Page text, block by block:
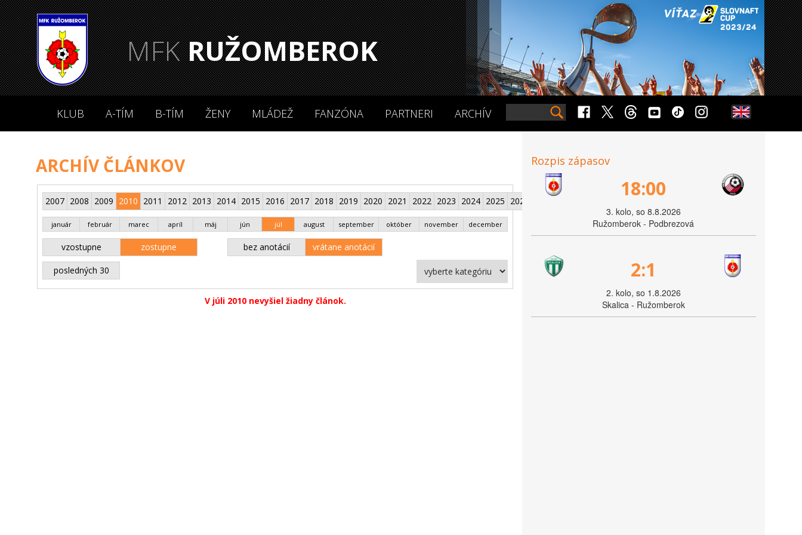
MFKRUŽOMBEROK
KLUB A-TÍM B-TÍM ŽENY MLÁDEŽ FANZÓNA PARTNERI ARCHÍV
ARCHÍV ČLÁNKOV
2007 2008 2009 2010 2011 2012 2013 2014 2015 2016 2017 2018 2019 2020 2021 2022 2023 2024 2025 2026
január február marec apríl máj jún júl august september október november december
vzostupne zostupne bez anotácií vrátane anotácií
posledných 30
V júli 2010 nevyšiel žiadny článok.
Rozpis zápasov
18:00
3. kolo, so 8.8.2026
Ružomberok - Podbrezová
2:1
2. kolo, so 1.8.2026
Skalica - Ružomberok